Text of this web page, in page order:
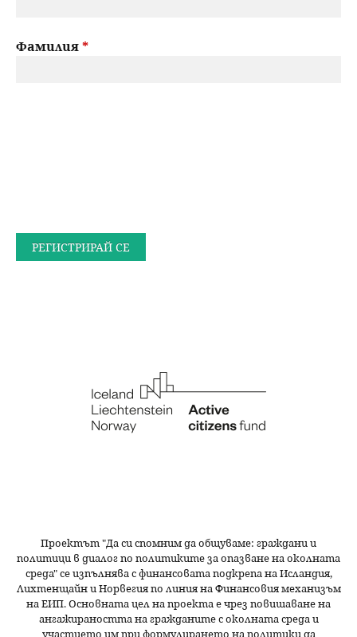
Фамилия*
Проектът "Да си спомним даобщуваме: граждани и
политици в диалог по политиките за опазване на околната
среда" се изпълнява с финансовата подкрепа на Исландия,
Лихтенщайн и Норвегия по линия на Финансовия механизъм
на ЕИП. Основната цел на проекта е чрез повишаване на
ангажираността на гражданите с околната среда и
участието им при формулирането на политики да